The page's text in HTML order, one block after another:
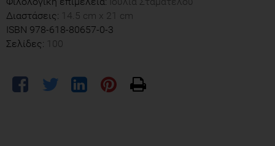
Διαστάσεις: 14.5 cm x 21 cm
ISBN 978-618-80657-0-3
Σελίδες: 100